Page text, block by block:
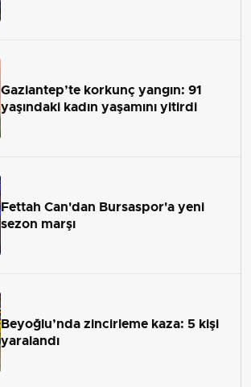
Gaziantep’te korkunç yangın: 91
yaşındaki kadın yaşamını yitirdi
Fettah Can'dan Bursaspor'a yeni
sezon marşı
Beyoğlu’nda zincirleme kaza: 5 kişi
yaralandı